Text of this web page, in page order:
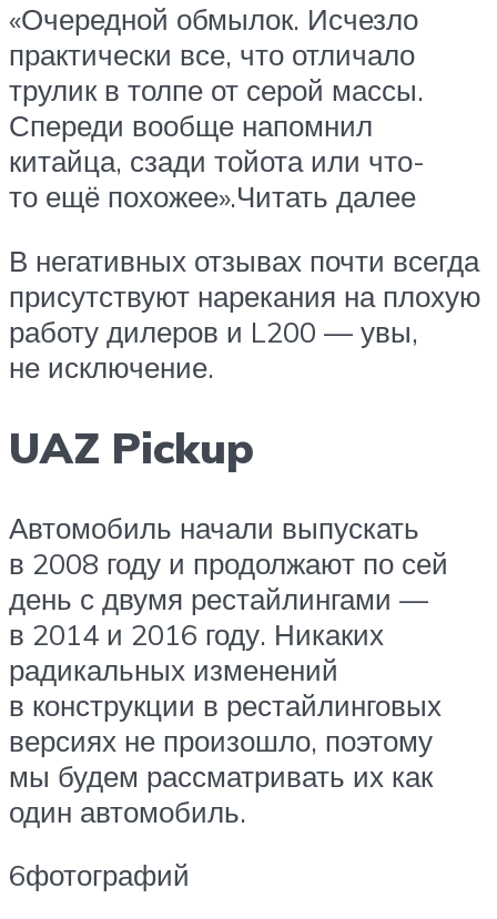
«Очередной обмылок. Исчезло
практически все, что отличало
трулик в толпе от серой массы.
Спереди вообще напомнил
китайца, сзади тойота или что-
то ещё похожее».Читать далее
В негативных отзывах почти всегда
присутствуют нарекания на плохую
работу дилеров и L200 — увы,
не исключение.
UAZ Pickup
Автомобиль начали выпускать
в 2008 году и продолжают по сей
день с двумя рестайлингами —
в 2014 и 2016 году. Никаких
радикальных изменений
в конструкции в рестайлинговых
версиях не произошло, поэтому
мы будем рассматривать их как
один автомобиль.
6фотографий